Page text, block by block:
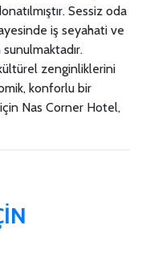
Sessiz oda
iş seyahati ve
zenginliklerini
konforlu bir
Nas Corner Hotel,